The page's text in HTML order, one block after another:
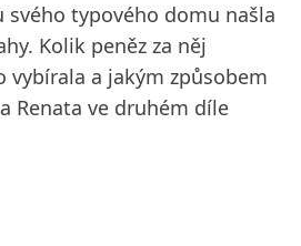
svého typového domu našla
Kolik peněz za něj
vybírala a jakým způsobem
Renata ve druhém díle